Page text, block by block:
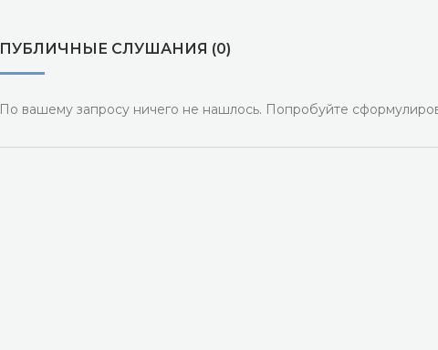
ПУБЛИЧНЫЕ СЛУШАНИЯ (0)
По вашему запросу ничего не нашлось. Попробуйте